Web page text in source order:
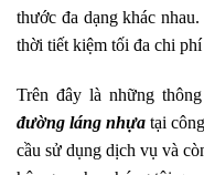
thước đa dạng khác
thời tiết kiệm tối đa chi
Trên đây là những
đường láng nhựa tại
cầu sử dụng dịch vụ và